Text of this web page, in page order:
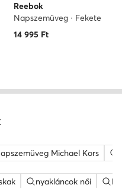
Reebok
Napszemüveg · Fekete
14 995 Ft
Michael Kors
nyakláncok női